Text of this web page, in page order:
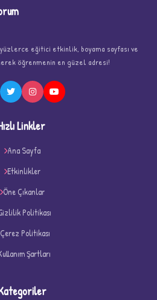
yüzlerce eğitici etkinlik, boyama sayfası ve
öğrenmenin en güzel adresi!
Linkler
Ana Sayfa
Etkinlikler
Öne Çıkanlar
Politikası
Çerez Politikası
Şartları